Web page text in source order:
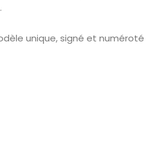
unique, signé et numéroté